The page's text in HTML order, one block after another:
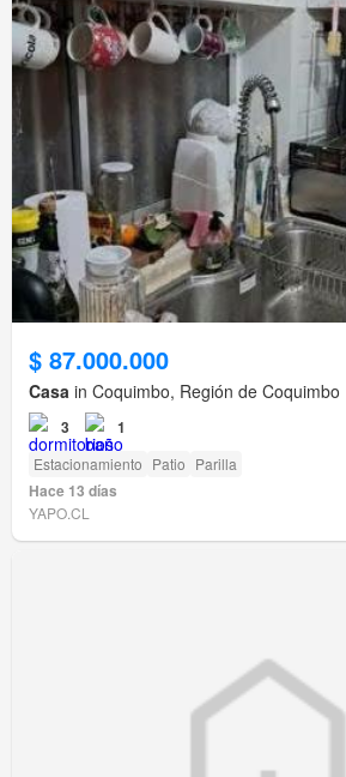
$ 87.000.000
Casa in Coquimbo, Región de Coquimbo
3 1
Estacionamiento Patio Parilla
Hace 13 días
YAPO.CL